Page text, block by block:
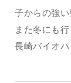
子からの強い
また冬にも
長崎バイオパ